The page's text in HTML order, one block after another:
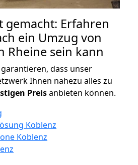
gemacht: Erfahren
ein Umzug von
Rheine sein kann
dass unser
Ihnen nahezu alles zu
Preisanbieten können.
Koblenz
Koblenz